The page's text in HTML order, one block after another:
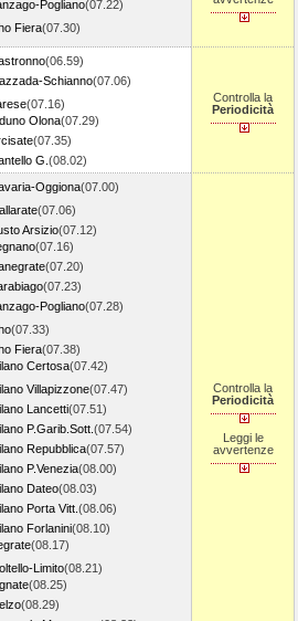
Pogliano(07.22)
Fiera(07.30)
(06.59)
Schianno(07.06)
(07.16)
Olona(07.29)
(07.35)
G. (08.02)
Controlla la
Periodicità
Oggiona(07.00)
(07.06)
Arsizio(07.12)
(07.16)
(07.20)
(07.23)
Pogliano(07.28)
(07.33)
Fiera(07.38)
Certosa(07.42)
Villapizzone(07.47)
Lancetti(07.51)
P.Garib.Sott. (07.54)
Repubblica(07.57)
P.Venezia(08.00)
Dateo(08.03)
Porta Vitt. (08.06)
Forlanini(08.10)
(08.17)
Limito(08.21)
(08.25)
(08.29)
Controlla la
Periodicità
Leggi le
avvertenze